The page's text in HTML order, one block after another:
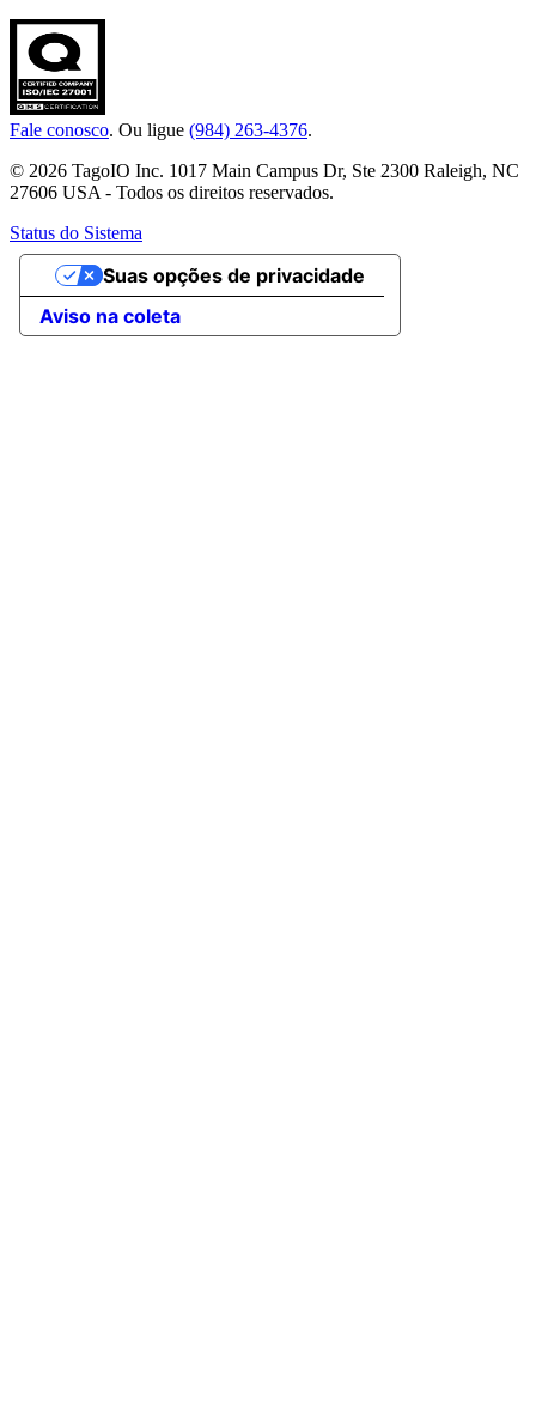
Fale conosco. Ou ligue (984) 263-4376.
© 2026 TagoIO Inc. 1017 Main Campus Dr, Ste 2300 Raleigh, NC
27606 USA - Todos os direitos reservados.
Status do Sistema
Aviso na coleta
Suas opções de privacidade